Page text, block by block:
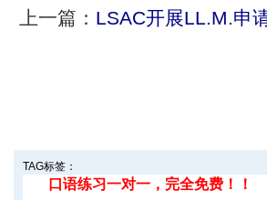
上一篇： LSAC开展LL.M.申
TAG标签：